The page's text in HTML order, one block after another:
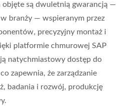
objęte są dwuletnią gwarancją —
branży — wspieranym przez
precyzyjny montaż i
platformie chmurowej SAP
natychmiastowy dostęp do
zapewnia, że zarządzanie
badania i rozwój, produkcję